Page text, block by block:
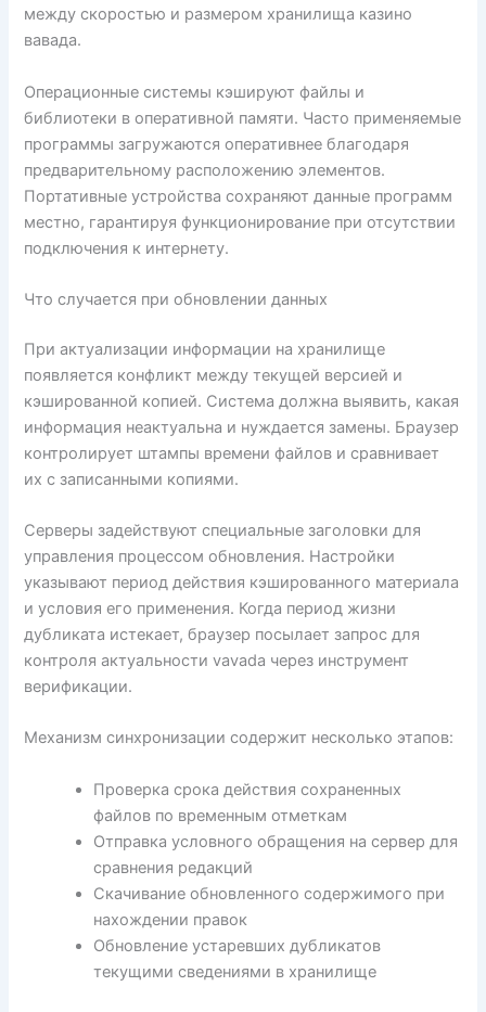
между скоростью и размером хранилища казино
вавада.
Операционные системы кэшируют файлы и
библиотеки в оперативной памяти. Часто применяемые
программы загружаются оперативнее благодаря
предварительному расположению элементов.
Портативные устройства сохраняют данные программ
местно, гарантируя функционирование при отсутствии
подключения к интернету.
Что случается при обновлении данных
При актуализации информации на хранилище
появляется конфликт между текущей версией и
кэшированной копией. Система должна выявить, какая
информация неактуальна и нуждается замены. Браузер
контролирует штампы времени файлов и сравнивает
их с записанными копиями.
Серверы задействуют специальные заголовки для
управления процессом обновления. Настройки
указывают период действия кэшированного материала
и условия его применения. Когда период жизни
дубликата истекает, браузер посылает запрос для
контроля актуальности vavada через инструмент
верификации.
Механизм синхронизации содержит несколько этапов:
Проверка срока действия сохраненных
файлов по временным отметкам
Отправка условного обращения на сервер для
сравнения редакций
Скачивание обновленного содержимого при
нахождении правок
Обновление устаревших дубликатов
текущими сведениями в хранилище